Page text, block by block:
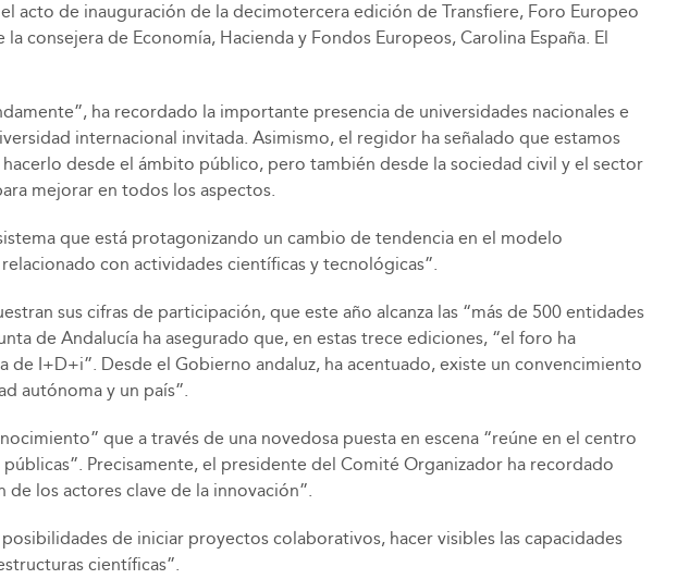
acto de inauguración de la decimotercera edición de Transfiere, Foro Europeo
consejera de Economía, Hacienda y Fondos Europeos, Carolina España. El
ha recordado la importante presencia de universidades nacionales e
internacional invitada. Asimismo, el regidor ha señalado que estamos
desde el ámbito público, pero también desde la sociedad civil y el sector
mejorar en todos los aspectos.
que está protagonizando un cambio de tendencia en el modelo
con actividades científicas y tecnológicas”.
sus cifras de participación, que este año alcanza las “más de 500 entidades
de Andalucía ha asegurado que, en estas trece ediciones, “el foro ha
I+D+i”. Desde el Gobierno andaluz, ha acentuado, existe un convencimiento
autónoma y un país”.
que a través de una novedosa puesta en escena “reúne en el centro
Precisamente, el presidente del Comité Organizador ha recordado
los actores clave de la innovación”.
de iniciar proyectos colaborativos, hacer visibles las capacidades
científicas”.